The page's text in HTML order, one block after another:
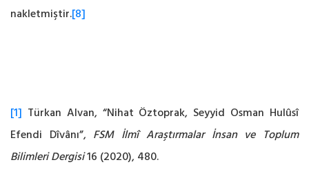
nakletmiştir.[8]
[1] Türkan Alvan, “Nihat Öztoprak, Seyyid Osman Hulûsî
Efendi Dîvânı”, FSM İlmî Araştırmalar İnsan ve Toplum
Bilimleri Dergisi16 (2020), 480.